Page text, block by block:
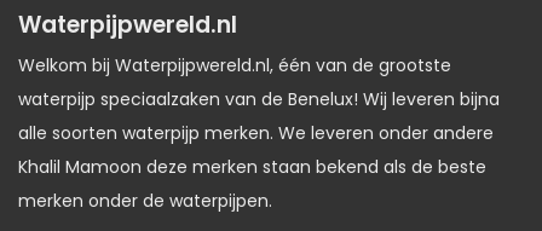
Waterpijpwereld.nl
Welkom bij Waterpijpwereld.nl, één van de grootste
waterpijp speciaalzaken van de Benelux! Wij leveren bijna
alle soorten waterpijp merken. We leveren onder andere
Khalil Mamoon deze merken staan bekend als de beste
merken onder de waterpijpen.